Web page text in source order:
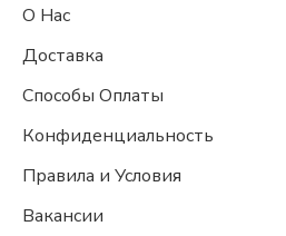
О Нас
Доставка
Способы Оплаты
Конфиденциальность
Правила и Условия
Вакансии